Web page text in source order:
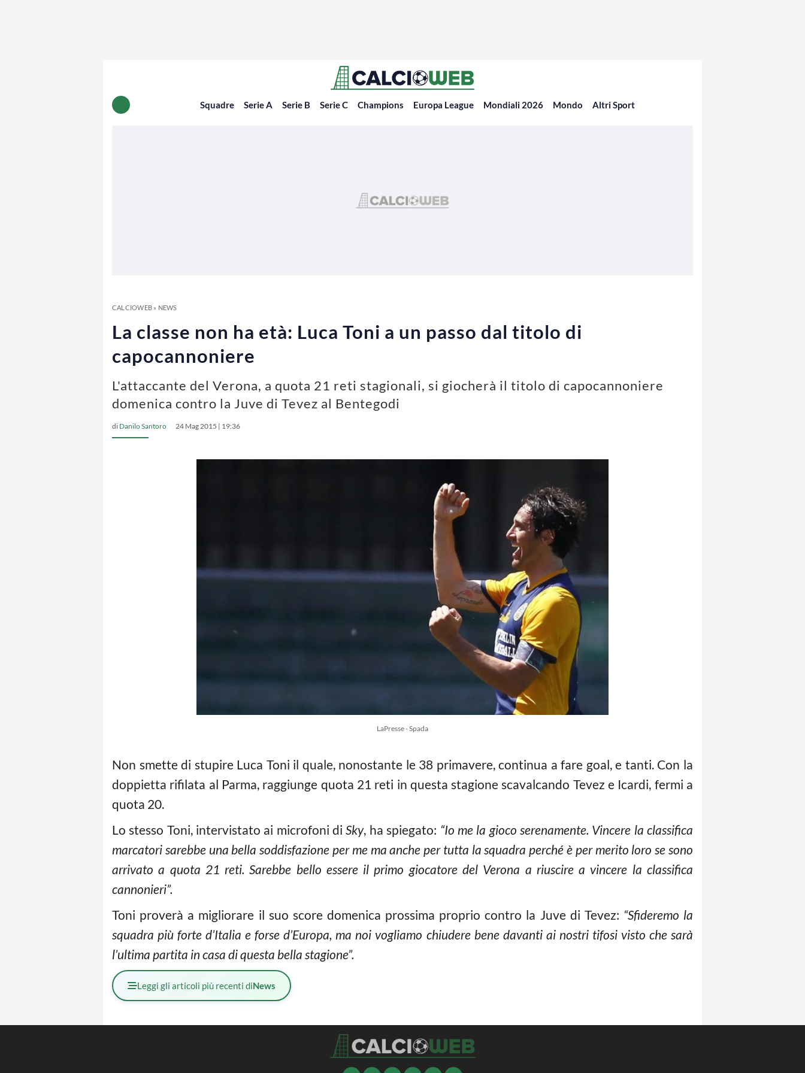
Squadre Serie A Serie B Serie C Champions Europa League Mondiali 2026 Mondo Altri Sport
CALCIOWEB» NEWS
La classe non ha età: Luca Toni a un passo dal titolo di
capocannoniere
L'attaccante del Verona, a quota 21 reti stagionali, si giocherà il titolo di capocannoniere
domenica contro la Juve di Tevez al Bentegodi
di Danilo Santoro 24 Mag 2015 | 19:36
LaPresse - Spada
Non smette di stupire Luca Toni il quale, nonostante le 38 primavere, continua a fare goal, e tanti. Con la
doppietta rifilata al Parma, raggiunge quota 21 reti in questa stagione scavalcando Tevez e Icardi, fermi a
quota 20.
Lo stesso Toni, intervistato ai microfoni diSky, ha spiegato: “Io me la gioco serenamente. Vincere la classifica
marcatori sarebbe una bella soddisfazione per me ma anche per tutta la squadra perché è per merito loro se sono
arrivato a quota 21 reti. Sarebbe bello essere il primo giocatore del Verona a riuscire a vincere la classifica
cannonieri”.
Toni proverà a migliorare il suo score domenica prossima proprio contro la Juve di Tevez: “Sfideremo la
squadra più forte d’Italia e forse d’Europa, ma noi vogliamo chiudere bene davanti ai nostri tifosi visto che sarà
l’ultima partita in casa di questa bella stagione”.
Leggi gli articoli più recenti diNews